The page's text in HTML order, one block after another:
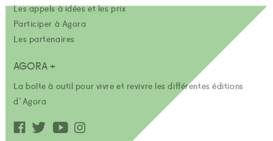
Les appels à idées et les prix
Participer à Agora
Les partenaires
AGORA +
La boîte à outil pour vivre et revivre les différentes éditions
d'Agora